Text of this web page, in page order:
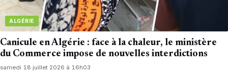
ALGÉRIE
Canicule en Algérie : face à la chaleur, le ministère
du Commerce impose de nouvelles interdictions
samedi 18 juillet 2026 à 16h03